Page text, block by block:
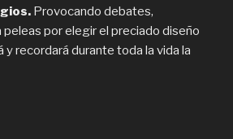
Provocando debates,
por elegir el preciado diseño
y recordará durante toda la vida la